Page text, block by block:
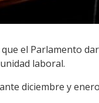
el Parlamento
laboral.
diciembre y